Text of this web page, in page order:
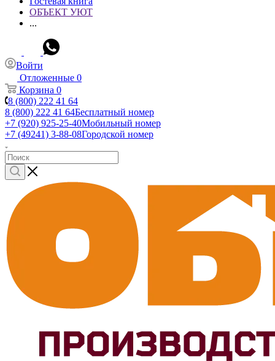
ОБЪЕКТ УЮТ
...
Войти
Отложенные 0
Корзина 0
8 (800) 222 41 64
8 (800) 222 41 64Бесплатный номер
+7 (920) 925-25-40Мобильный номер
+7 (49241) 3-88-08Городской номер